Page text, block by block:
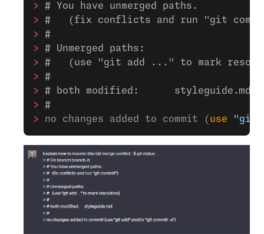
> # You have unmerged paths.
> #   (fix conflicts and run "git
> #
> # Unmerged paths:
> #   (use "git add ..." to mark
> #
> # both modified:      styleguide.md
> #
> no changes added to commit ( use "git